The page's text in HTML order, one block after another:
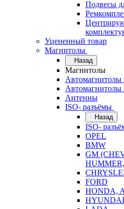
Подвесы
Уцененный товар
Магнитолы
Назад
Магнитолы
Автомагнитолы
Автомагнитолы
Антенны
ISO- разъёмы
Назад
ISO-
OPEL
BMW
GM
FORD
HONDA,